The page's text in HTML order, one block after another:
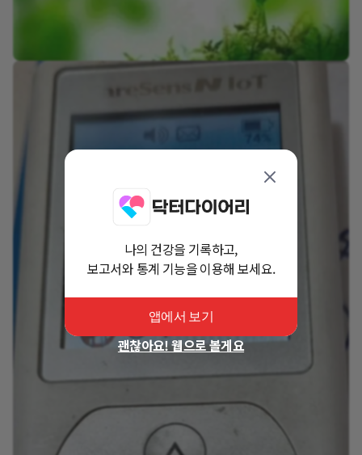
나의 건강을 기록하고,
보고서와 통계 기능을 이용해 보세요.
앱에서 보기
괜찮아요! 웹으로 볼게요